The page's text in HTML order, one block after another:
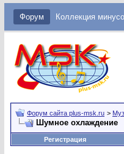
Форум Коллекция
Форум сайта plus-msk.ru >
Шумное охлаждение
Регистрация